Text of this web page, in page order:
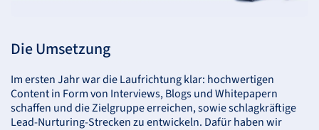
Die Umsetzung
Im ersten Jahr war die Laufrichtung klar: hochwertigen
Content in Form von Interviews, Blogs und Whitepapern
schaffen und die Zielgruppe erreichen, sowie schlagkräftige
Lead-Nurturing-Strecken zu entwickeln. Dafür haben wir